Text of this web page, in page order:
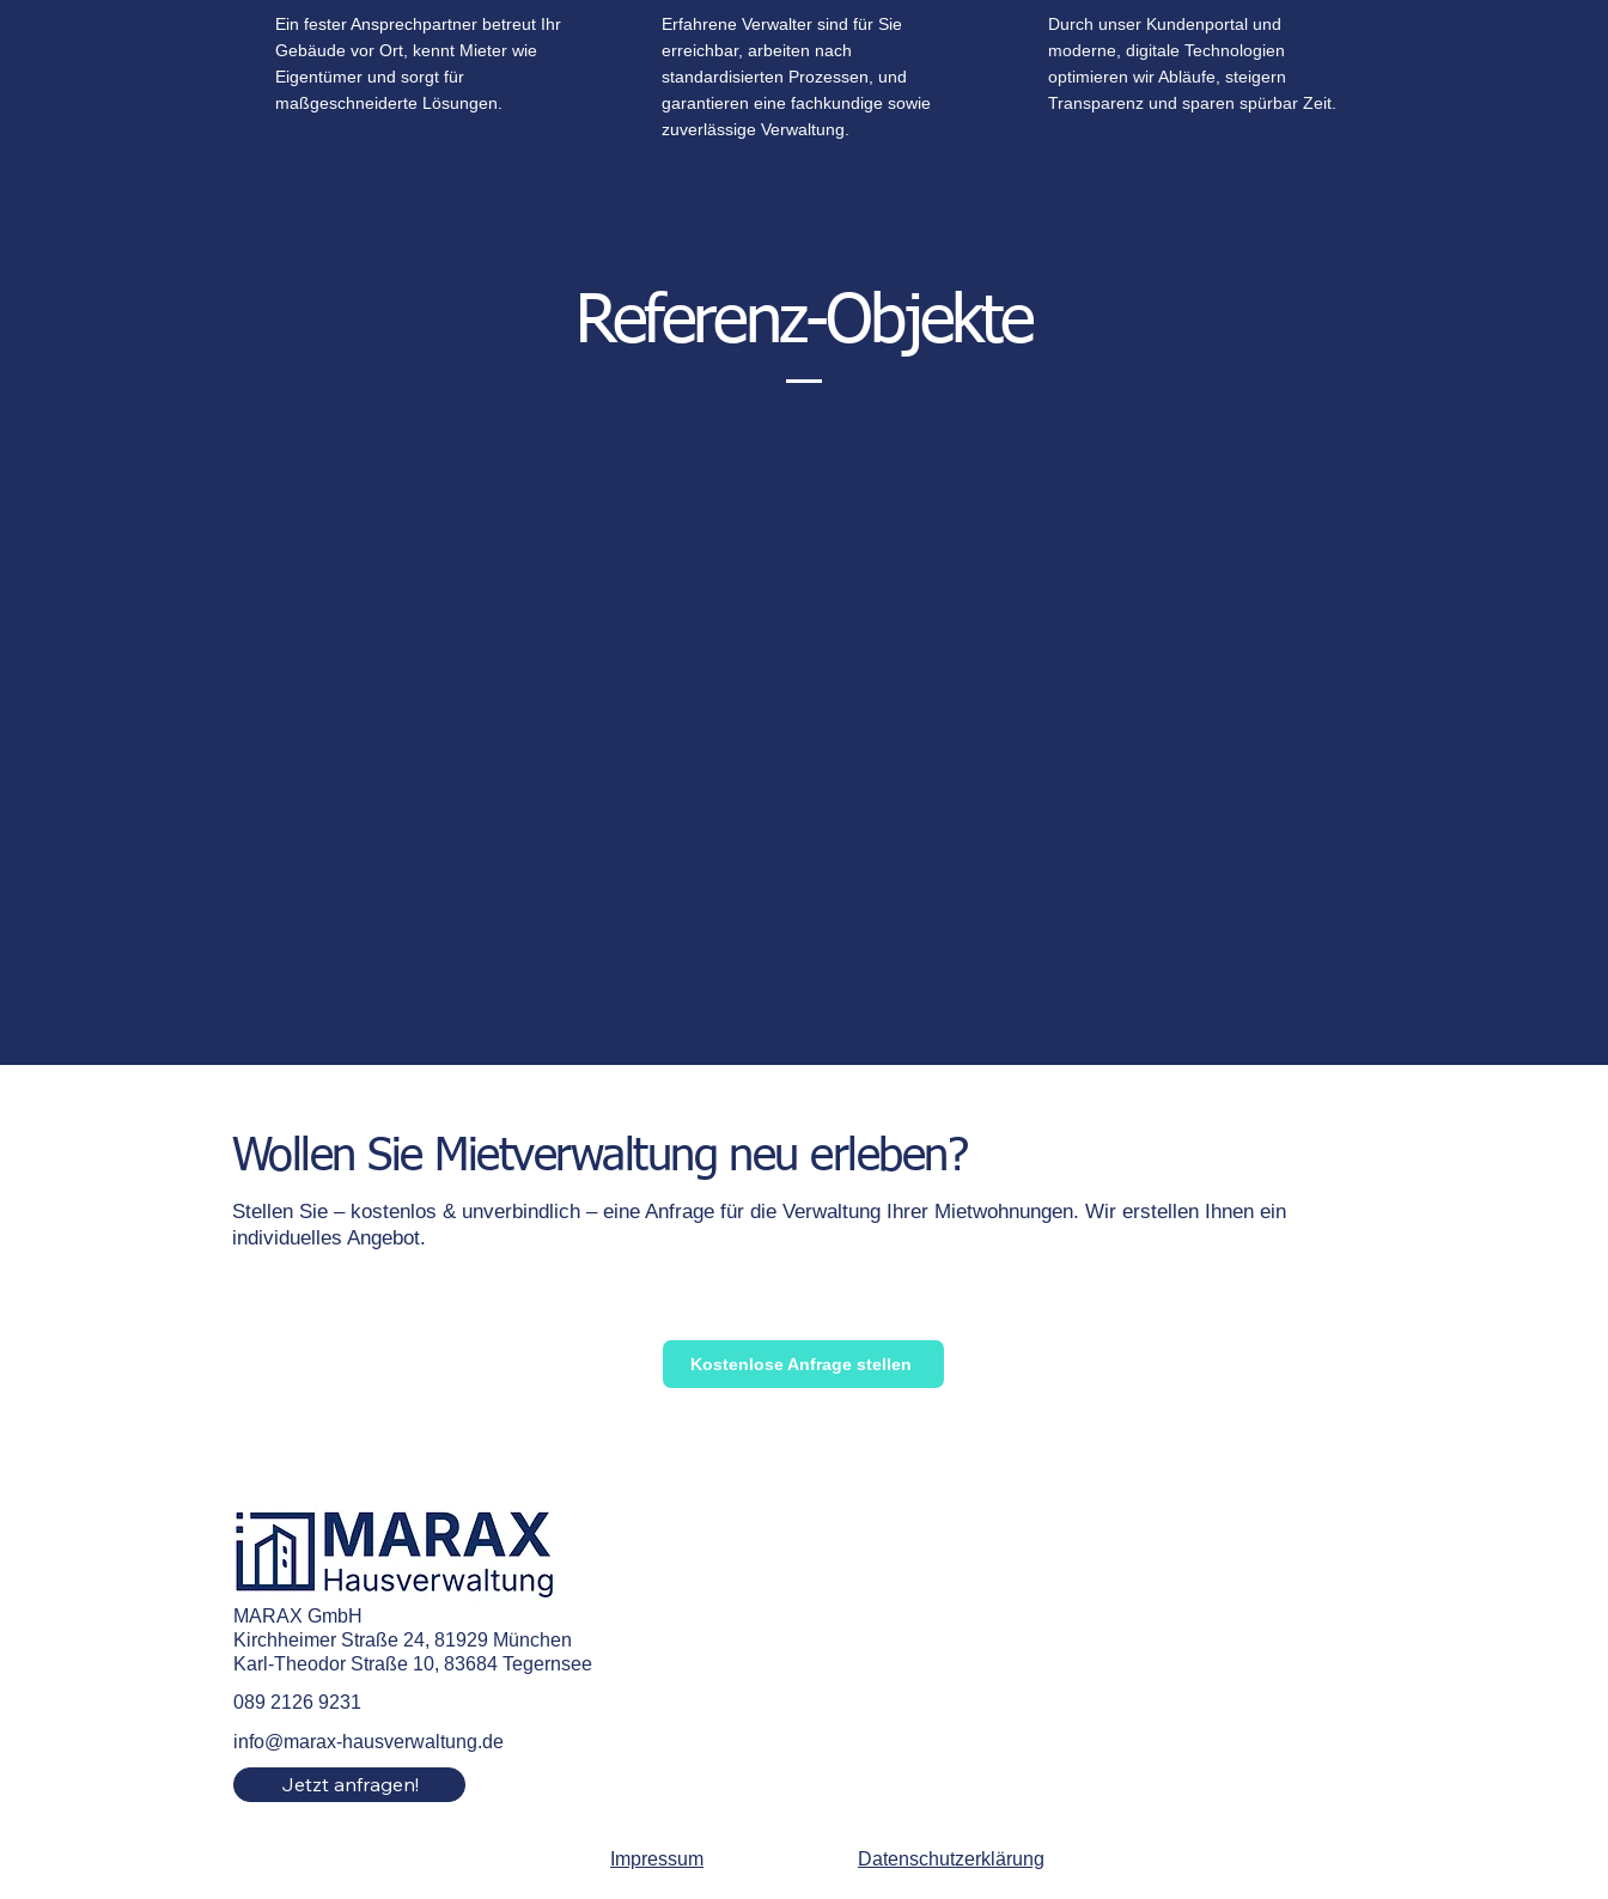
Ein fester Ansprechpartner betreut Ihr
Gebäude vor Ort, kennt Mieter wie
Eigentümer und sorgt für
maßgeschneiderte Lösungen.
Erfahrene Verwalter sind für Sie
erreichbar, arbeiten nach
standardisierten Prozessen, und
garantieren eine fachkundige sowie
zuverlässige Verwaltung.
Durch unser Kundenportal und
moderne, digitale Technologien
optimieren wir Abläufe, steigern
Transparenz und sparen spürbar Zeit.
Referenz-Objekte
Wollen Sie Mietverwaltung neu erleben?
Stellen Sie – kostenlos & unverbindlich – eine Anfrage für die Verwaltung Ihrer Mietwohnungen. Wir erstellen Ihnen ein
individuelles Angebot.
Kostenlose Anfrage stellen
MARAX GmbH
Kirchheimer Straße 24, 81929 München
Karl-Theodor Straße 10, 83684 Tegernsee
089 2126 9231
info@marax-hausverwaltung.de
Jetzt anfragen!
Impressum Datenschutzerklärung